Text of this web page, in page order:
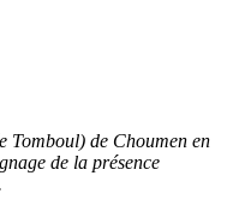
Tomboul) de Choumen en
de la présence